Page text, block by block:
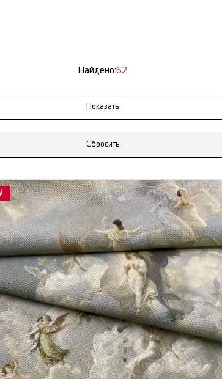
Найдено:62
Сбросить